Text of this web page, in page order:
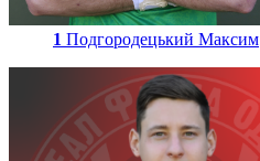
1 Подгородецький Максим